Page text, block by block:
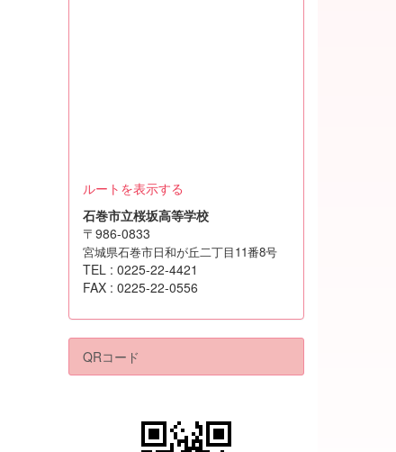
ルートを表示する
石巻市立桜坂高等学校
〒986-0833
宮城県石巻市日和が丘二丁目11番8号
TEL : 0225-22-4421
FAX : 0225-22-0556
QRコード